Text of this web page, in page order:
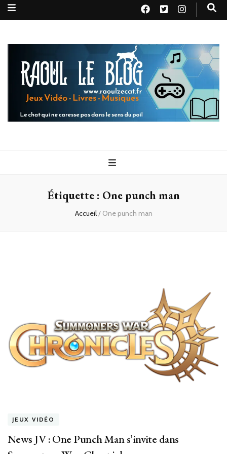
Raoul le
blog
Étiquette : One punch man
Accueil/ One punch man
JEUX VIDÉO
News JV : One Punch Man s’invite dans